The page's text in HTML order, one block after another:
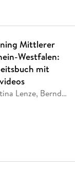
Mittlerer
Westfalen:
mit
Lenze, Bernd